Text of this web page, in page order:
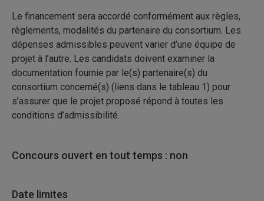
Le financement sera accordé conformément aux règles,
règlements, modalités du partenaire du consortium. Les
dépenses admissibles peuvent varier d’une équipe de
projet à l’autre. Les candidats doivent examiner la
documentation fournie par le(s) partenaire(s) du
consortium concerné(s) (liens dans le tableau 1) pour
s’assurer que le projet proposé répond à toutes les
conditions d’admissibilité.
Concours ouvert en tout temps : non
Date limites